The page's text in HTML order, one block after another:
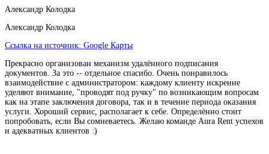
Александр Колодка
Александр Колодка
Ссылка на источник: Google Карты
Прекрасно организован механизм удалённого подписания
документов. За это -- отдельное спасибо. Очень понравилось
взаимодействие с администратором: каждому клиенту искренне
уделяют внимание, "проводят под ручку" по возникающим вопросам
как на этапе заключения договора, так и в течение периода оказания
услуги. Хороший сервис, располагает к себе. Определённо стоит
попробовать, если Вы сомневаетесь. Желаю команде Aura Rent успехов
и адекватных клиентов :)